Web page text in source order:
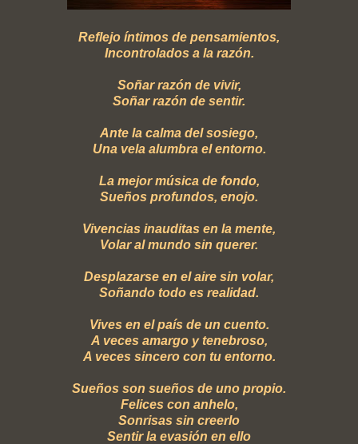
Reflejo íntimos de pensamientos,
Incontrolados a la razón.
Soñar razón de vivir,
Soñar razón de sentir.
Ante la calma del sosiego,
Una vela alumbra el entorno.
La mejor música de fondo,
Sueños profundos, enojo.
Vivencias inauditas en la mente,
Volar al mundo sin querer.
Desplazarse en el aire sin volar,
Soñando todo es realidad.
Vives en el país de un cuento.
A veces amargo y tenebroso,
A veces sincero con tu entorno.
Sueños son sueños de uno propio.
Felices con anhelo,
Sonrisas sin creerlo
Sentir la evasión en ello